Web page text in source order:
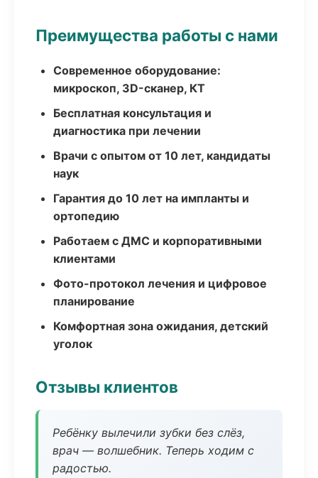
Преимущества работы с нами
Современное оборудование:
микроскоп, 3D-сканер, КТ
Бесплатная консультация и
диагностика при лечении
Врачи с опытом от 10 лет, кандидаты
наук
Гарантия до 10 лет на импланты и
ортопедию
Работаем с ДМС и корпоративными
клиентами
Фото-протокол лечения и цифровое
планирование
Комфортная зона ожидания, детский
уголок
Отзывы клиентов
Ребёнку вылечили зубки без слёз,
врач — волшебник. Теперь ходим с
радостью.